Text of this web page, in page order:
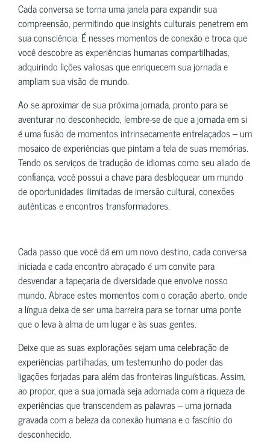
Cada conversa se torna uma janela para expandir sua
compreensão, permitindo que insights culturais penetrem em
sua consciência. É nesses momentos de conexão e troca que
você descobre as experiências humanas compartilhadas,
adquirindo lições valiosas que enriquecem sua jornada e
ampliam sua visão de mundo.
Ao se aproximar de sua próxima jornada, pronto para se
aventurar no desconhecido, lembre-se de que a jornada em si
é uma fusão de momentos intrinsecamente entrelaçados – um
mosaico de experiências que pintam a tela de suas memórias.
Tendo os serviços de tradução de idiomas como seu aliado de
confiança, você possui a chave para desbloquear um mundo
de oportunidades ilimitadas de imersão cultural, conexões
autênticas e encontros transformadores.
Cada passo que você dá em um novo destino, cada conversa
iniciada e cada encontro abraçado é um convite para
desvendar a tapeçaria de diversidade que envolve nosso
mundo. Abrace estes momentos com o coração aberto, onde
a língua deixa de ser uma barreira para se tornar uma ponte
que o leva à alma de um lugar e às suas gentes.
Deixe que as suas explorações sejam uma celebração de
experiências partilhadas, um testemunho do poder das
ligações forjadas para além das fronteiras linguísticas. Assim,
ao propor, que a sua jornada seja adornada com a riqueza de
experiências que transcendem as palavras – uma jornada
gravada com a beleza da conexão humana e o fascínio do
desconhecido.